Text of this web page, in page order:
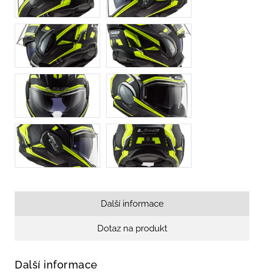
Další informace
Dotaz na produkt
Další informace